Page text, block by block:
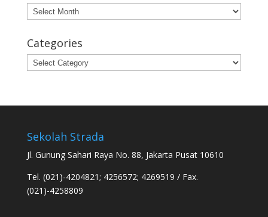
Archives
Categories
Categories
Sekolah Strada
Jl. Gunung Sahari Raya No. 88, Jakarta Pusat 10610
Tel. (021)-4204821; 4256572; 4269519 / Fax.
(021)-4258809